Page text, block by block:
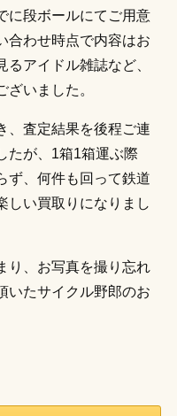
に段ボールにてご用意
合わせ時点で内容はお
アイドル雑誌など、
いました。
、査定結果を後程ご連
たが、1箱1箱運ぶ際
ず、何件も回って鉄道
しい買取りになりまし
り、お写真を撮り忘れ
いたサイクル野郎のお